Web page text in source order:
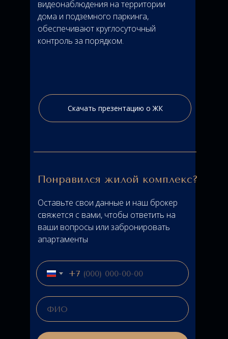
+7
видеонаблюдения на территории
дома и подземного паркинга,
обеспечивают круглосуточный
контроль за порядком.
Понравился жилой комплекс?
Оставьте свои данные и наш брокер
свяжется с вами, чтобы ответить на
ваши вопросы или забронировать
апартаменты
Скачать презентацию о ЖК